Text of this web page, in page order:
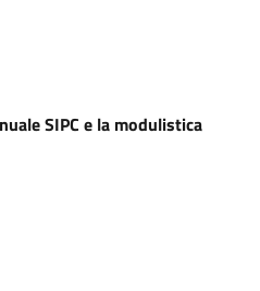
SIPC e la modulistica